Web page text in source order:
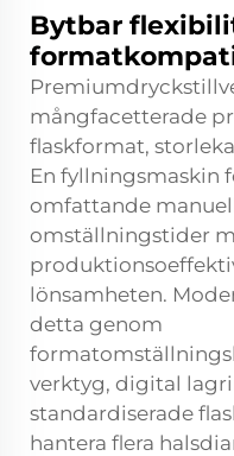
Bytbar
mångfacetterade
flaskformat,
En fyllningsmaskin
omfattande
omställningstider
lönsamheten.
detta genom
verktyg, digital
standardiserade
hantera flera